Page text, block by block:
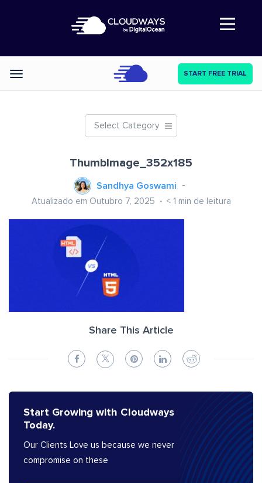
Abre a navegação
Categories START FREE TRIAL
Select Category
ThumbImage_352x185
Sandhya Goswami
Atualizado em Outubro 7, 2025 < 1 min de leitura
Share This Article
Start Growing with Cloudways
Today.
Our Clients Love us because we never
compromise on these